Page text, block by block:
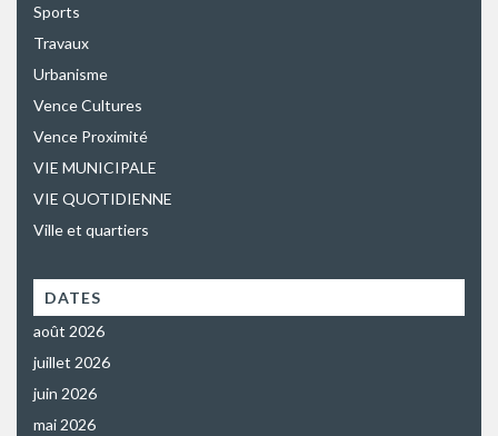
Sports
Travaux
Urbanisme
Vence Cultures
Vence Proximité
VIE MUNICIPALE
VIE QUOTIDIENNE
Ville et quartiers
DATES
août 2026
juillet 2026
juin 2026
mai 2026